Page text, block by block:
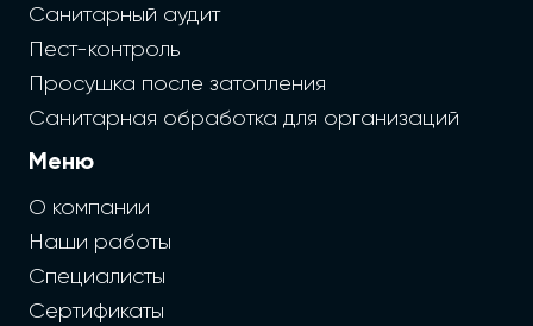
Санитарный аудит
Пест-контроль
Просушка после затопления
Санитарная обработка для организаций
Меню
О компании
Наши работы
Специалисты
Сертификаты